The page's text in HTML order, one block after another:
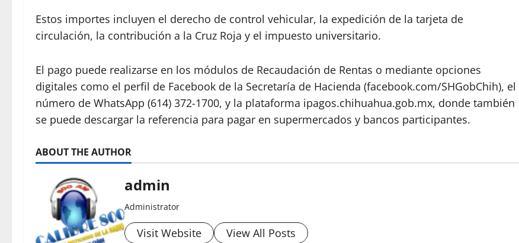
Estos importes incluyen el derecho de control vehicular, la expedición de la tarjeta de
circulación, la contribución a la Cruz Roja y el impuesto universitario.
El pago puede realizarse en los módulos de Recaudación de Rentas o mediante opciones
digitales como el perfil de Facebook de la Secretaría de Hacienda (facebook.com/SHGobChih), el
número de WhatsApp (614) 372-1700, y la plataforma ipagos.chihuahua.gob.mx, donde también
se puede descargar la referencia para pagar en supermercados y bancos participantes.
ABOUT THE AUTHOR
admin
Administrator
Visit Website View All Posts